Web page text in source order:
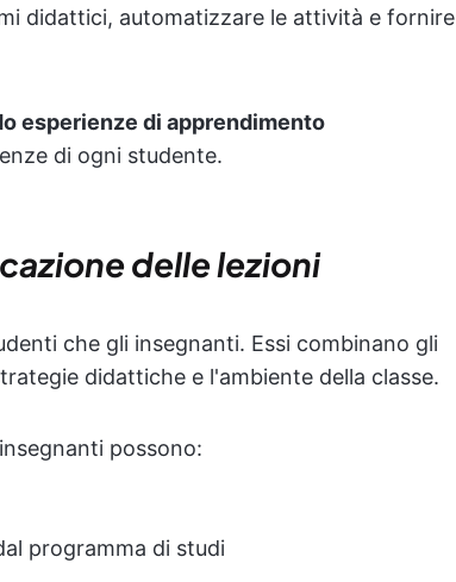
didattici, automatizzare le attività e fornire
esperienze di apprendimento
di ogni studente.
delle lezioni
che gli insegnanti. Essi combinano gli
didattiche e l'ambiente della classe.
possono:
programma di studi